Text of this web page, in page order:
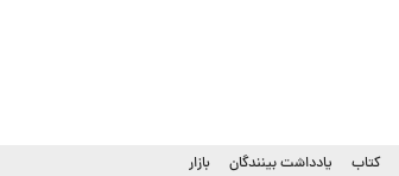
کتاب یادداشت بینندگان بازار